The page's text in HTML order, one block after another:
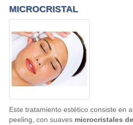
MICROCRISTAL
Este tratamiento estético consiste en
peeling, con suaves microcristales